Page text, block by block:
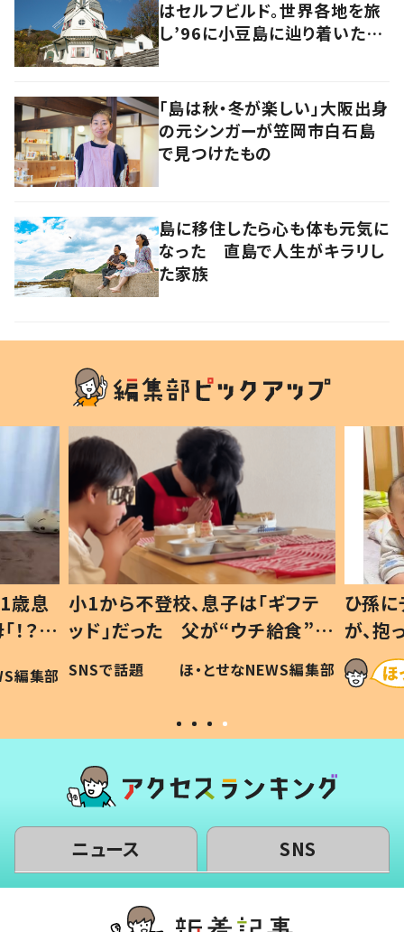
はセルフビルド。世界各地を旅
し’96に小豆島に辿り着いた家
「島は秋・冬が楽しい」大阪出身
の元シンガーが笠岡市白石島
で見つけたもの
島に移住したら心も体も元気に
なった 直島で人生がキラリし
た家族
歳息
？」
編集部
小1から不登校、息子は「ギフテ
ッド」だった 父が“ウチ給食”を
作り続ける理由とは #令和の親
#令和の子
SNSで話題 ほ・とせなNEWS編集部
ひ孫
が、
「涙が
い」
ニュース SNS